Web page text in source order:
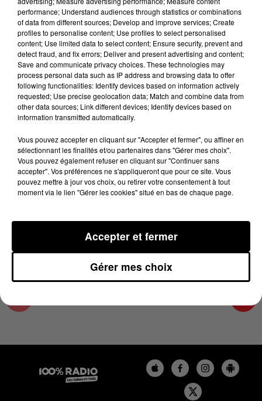
Lecture (4 min 23 sec)
100%
100% Radio l'agenda du Comminges
7 août 2025 - 4 min 23 sec
L'AGENDA DU COMMINGES DU 07/08/2025 À
18H38
L'AGENDA DU COMMINGES
performance; Understand audiences through statistics or combinations
of data from different sources; Develop and improve services; Create
profiles to personalise content; Use profiles to select personalised
content; Use limited data to select content; Ensure security, prevent and
detect fraud, and fix errors; Deliver and present advertising and content;
Save and communicate privacy choices. These technologies may
process personal data such as IP address and browsing data to offer
following functionalities: Identify devices based on information actively
requested; Use precise geolocation data; Match and combine data from
other data sources; Link different devices; Identify devices based on
information transmitted automatically.
Vous pouvez accepter en cliquant sur "Accepter et fermer", ou affiner en
sélectionnant les finalités et/ou partenaires dans "Gérer mes choix".
Vous pouvez également refuser en cliquant sur "Continuer sans
accepter". Vos préférences ne s'appliqueront que pour ce site. Vous
pouvez mettre à jour vos choix, ou retirer votre consentement à tout
moment via le lien "Gérer les cookies" situé en bas de chaque page.
Gérer mes choix
Accepter et fermer